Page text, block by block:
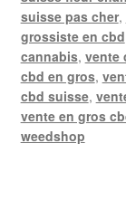
suisse pas cher,
grossiste en cbd
cannabis, vente
cbd en gros,
cbd suisse,
vente en gros
weedshop